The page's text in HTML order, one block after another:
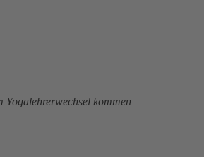
Yogalehrerwechsel kommen